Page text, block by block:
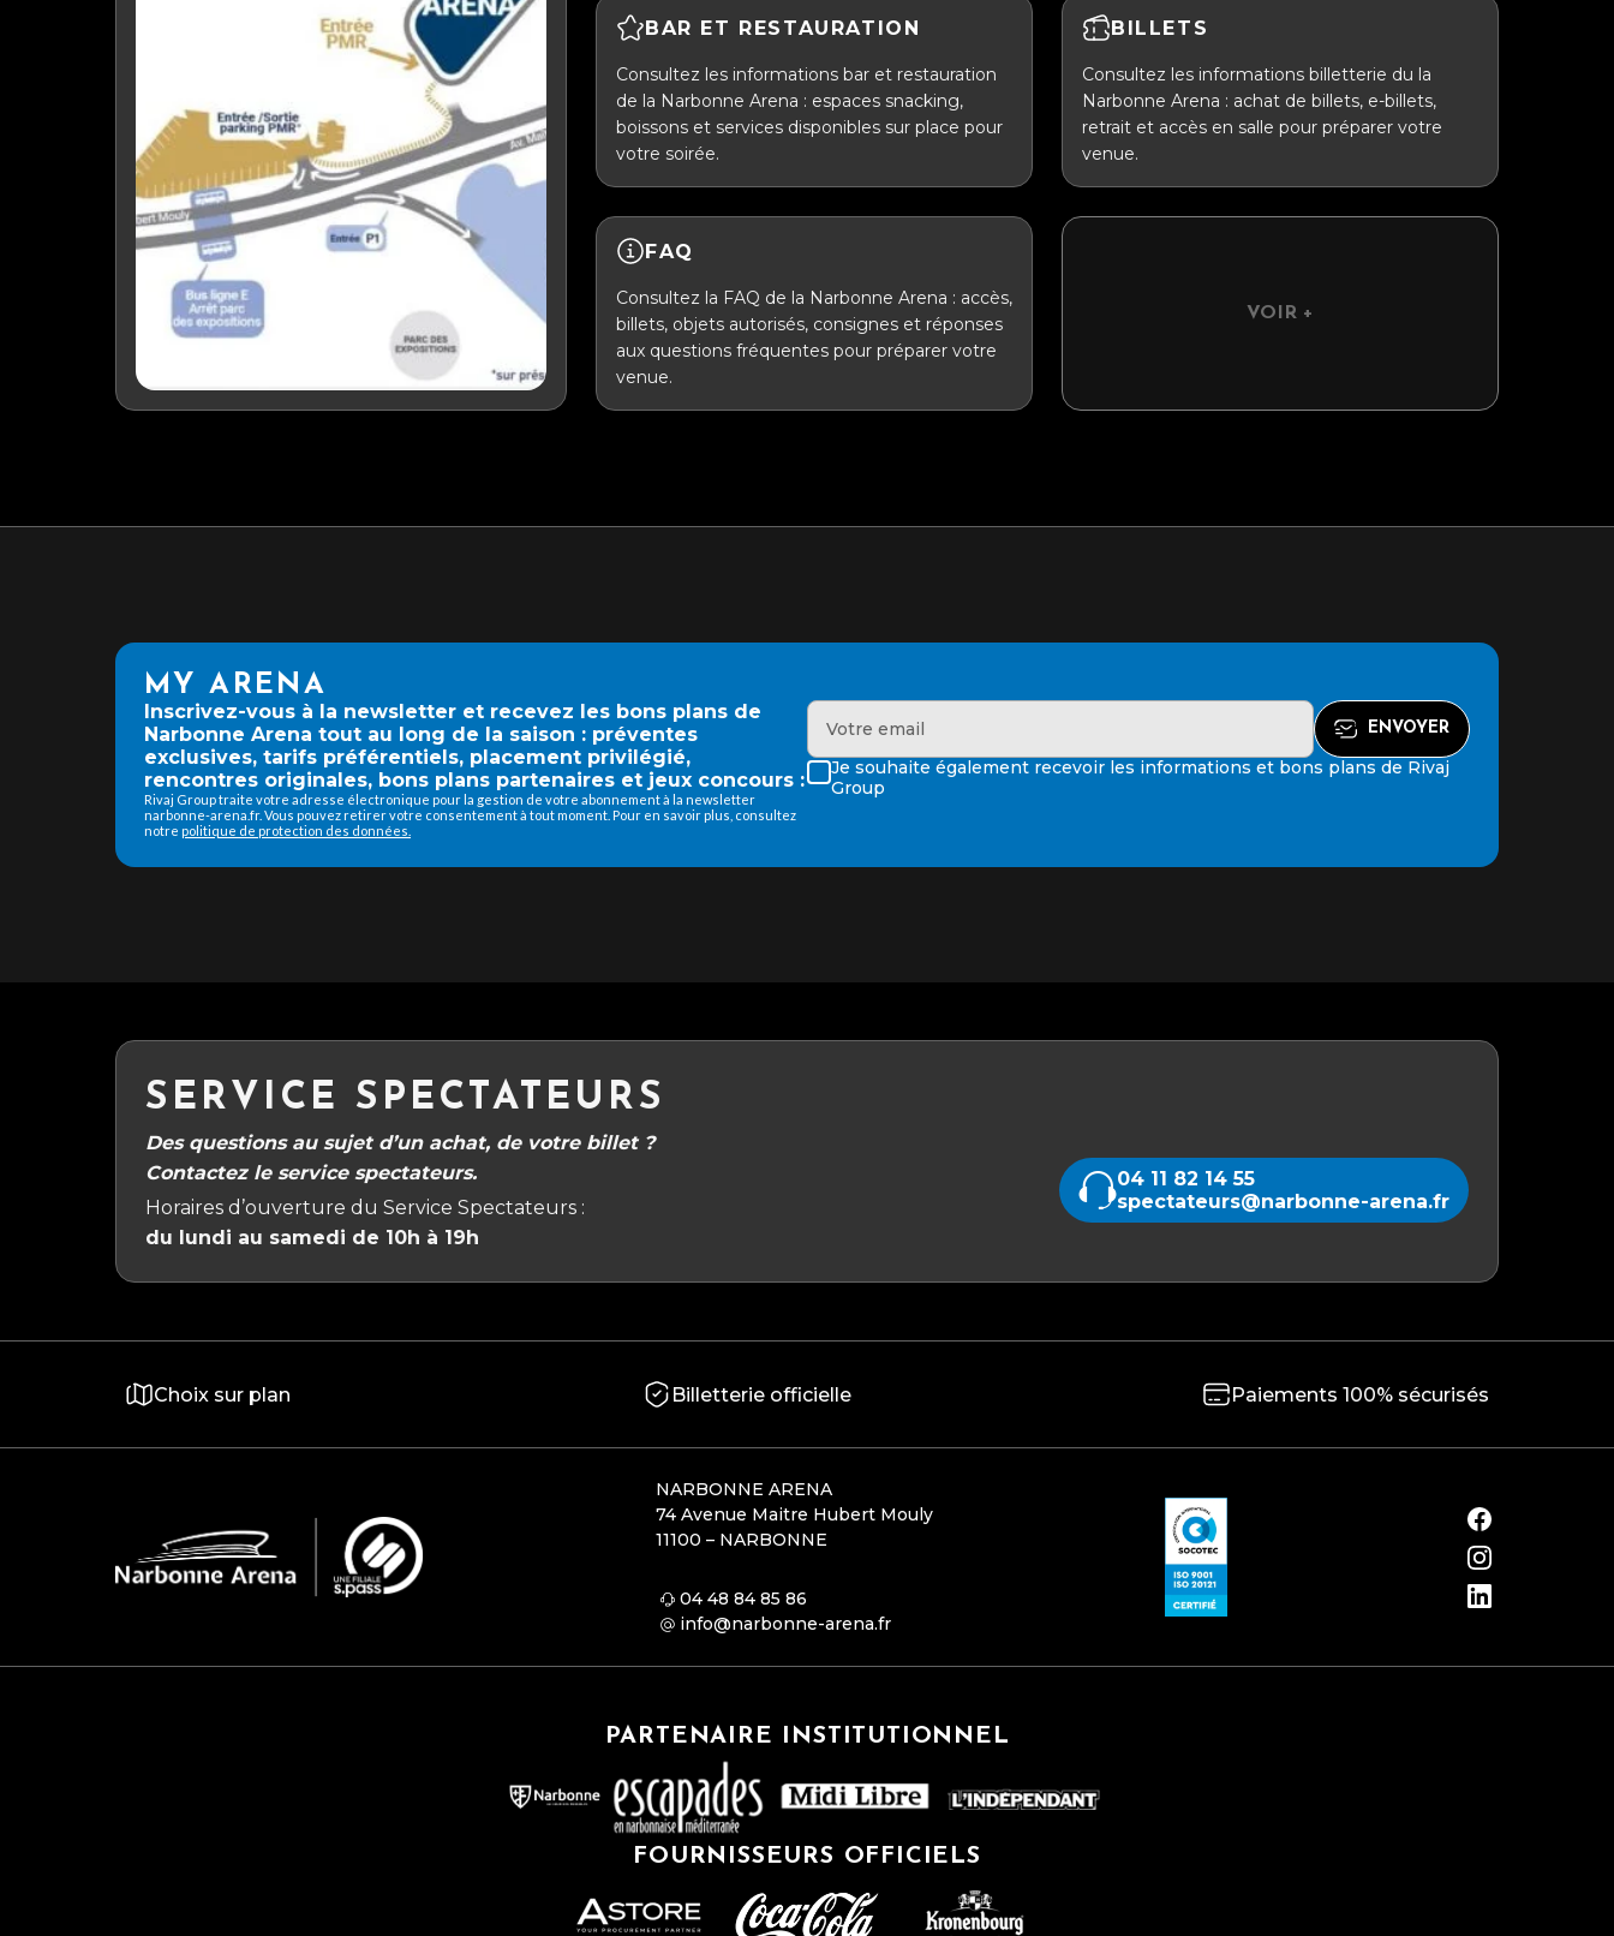
BAR ET RESTAURATION
Consultez les informations bar et restauration
de la Narbonne Arena : espaces snacking,
boissons et services disponibles sur place pour
votre soirée.
BILLETS
Consultez les informations billetterie du la
Narbonne Arena : achat de billets, e-billets,
retrait et accès en salle pour préparer votre
venue.
FAQ
Consultez la FAQ de la Narbonne Arena : accès,
billets, objets autorisés, consignes et réponses
aux questions fréquentes pour préparer votre
venue.
VOIR +
MY ARENA
Inscrivez-vous à la newsletter et recevez les bons plans de
Narbonne Arena tout au long de la saison : préventes
exclusives, tarifs préférentiels, placement privilégié,
rencontres originales, bons plans partenaires et jeux concours :
Rivaj Group traite votre adresse électronique pour la gestion de votre abonnement à la newsletter
narbonne-arena.fr. Vous pouvez retirer votre consentement à tout moment. Pour en savoir plus, consultez
notre politique de protection des données.
Je souhaite également recevoir les informations et bons plans de Rivaj
Group
SERVICE SPECTATEURS
Des questions au sujet d’un achat, de votre billet ?
Contactez le service spectateurs.
Horaires d’ouverture du Service Spectateurs :
du lundi au samedi de 10h à 19h
04 11 82 14 55
spectateurs@narbonne-arena.fr
Choix sur plan Billetterie officielle Paiements 100% sécurisés
NARBONNE ARENA
74 Avenue Maitre Hubert Mouly
11100 – NARBONNE
04 48 84 85 86
info@narbonne-arena.fr
PARTENAIRE INSTITUTIONNEL
FOURNISSEURS OFFICIELS